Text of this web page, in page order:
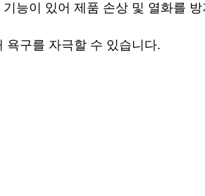
기능이 있어 제품 손상 및 열화를
욕구를 자극할 수 있습니다.